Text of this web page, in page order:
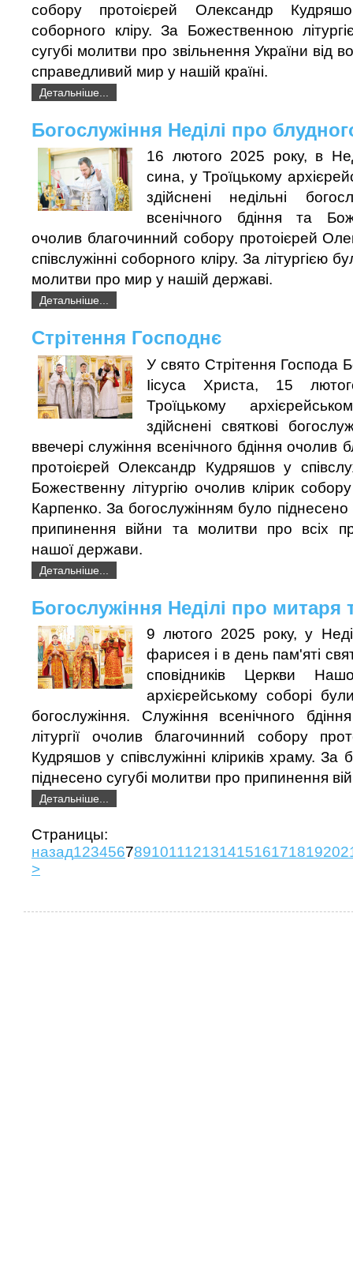
собору протоієрей Олександр
соборного кліру. За Божественною
сугубі молитви про звільнення України від
справедливий мир у нашій країні.
Детальніше...
Богослужіння Неділі про
16 лютого 2025 року, в
сина, у Троїцькому
здійснені недільні
всенічного бдіння та
очолив благочинний собору протоієрей
співслужінні соборного кліру. За літургією
молитви про мир у нашій державі.
Детальніше...
Стрітення Господнє
У свято Стрітення Господа
Іісуса Христа, 15
Троїцькому
здійснені святкові
ввечері служіння всенічного бдіння очолив
протоієрей Олександр Кудряшов у
Божественну літургію очолив клірик
Карпенко. За богослужінням було піднесено
припинення війни та молитви про всіх
нашої держави.
Детальніше...
Богослужіння Неділі про митаря
9 лютого 2025 року, у
фарисея і в день пам'яті
сповідників Церкви
архієрейському соборі
богослужіння. Служіння всенічного
літургії очолив благочинний собору
Кудряшов у співслужінні кліриків храму. За
піднесено сугубі молитви про припинення
Детальніше...
назад1234567891011121314151617181920
>